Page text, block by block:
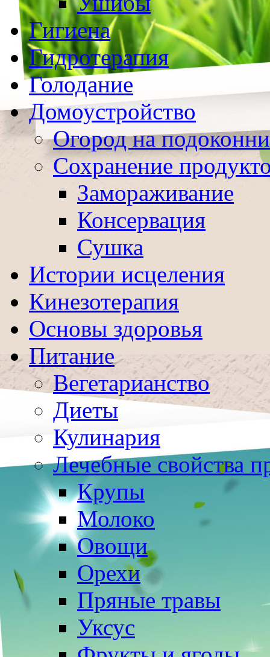
Гигиена
Гидротерапия
Голодание
Домоустройство
Огород на
Сохранение
Замораживание
Консервация
Сушка
Истории исцеления
Кинезотерапия
Основы здоровья
Питание
Вегетарианство
Диеты
Кулинария
Лечебные свойства
Крупы
Молоко
Овощи
Орехи
Пряные травы
Уксус